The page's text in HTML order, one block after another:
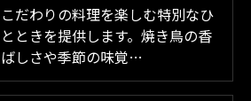
こだわりの料理を楽しむ特別なひ
とときを提供します。焼き鳥の香
ばしさや季節の味覚…